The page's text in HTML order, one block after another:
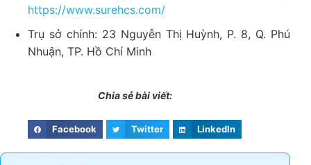
https://www.surehcs.com/
Trụ sở chính: 23 Nguyễn Thị Huỳnh, P. 8, Q. Phú
Nhuận, TP. Hồ Chí Minh
Chia sẻ bài viết:
Facebook Twitter LinkedIn